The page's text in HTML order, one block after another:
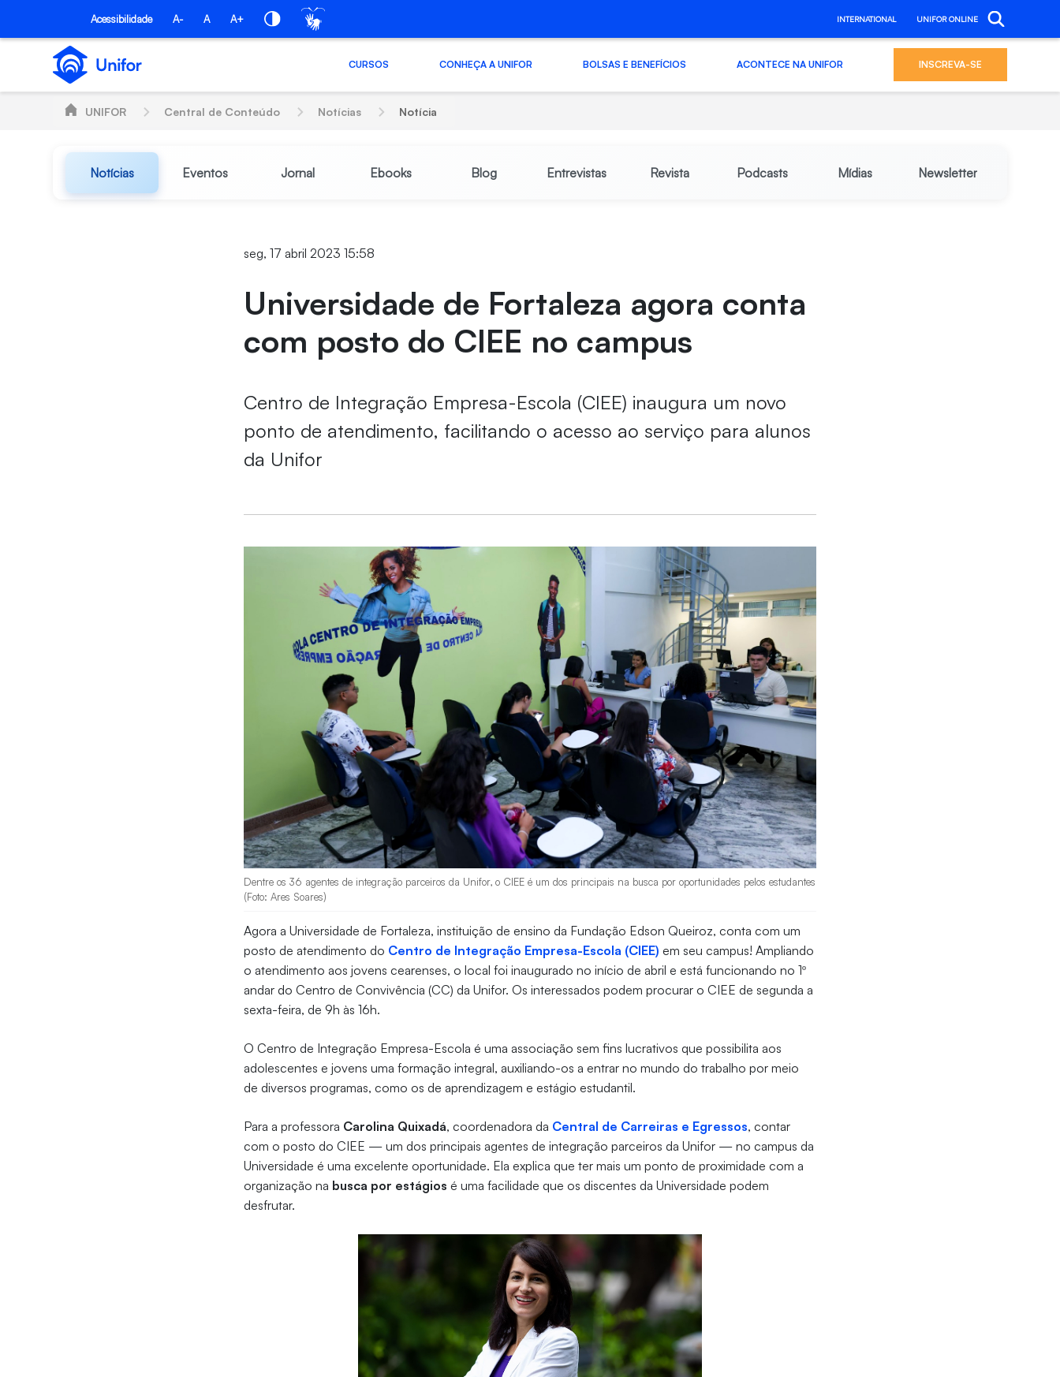
Pular para o Conteúdo principal
Acessibilidade A- A A+ INTERNATIONAL UNIFOR ONLINE
CURSOS CONHEÇA A UNIFOR BOLSAS E BENEFÍCIOS ACONTECE NA UNIFOR INSCREVA-SE
UNIFOR Central de Conteúdo Notícias Notícia
Notícias Eventos Jornal Ebooks Blog Entrevistas Revista Podcasts Mídias Newsletter
seg, 17 abril 2023 15:58
Universidade de Fortaleza agora conta
com posto do CIEE no campus
Centro de Integração Empresa-Escola (CIEE) inaugura um novo
ponto de atendimento, facilitando o acesso ao serviço para alunos
da Unifor
Dentre os 36 agentes de integração parceiros da Unifor, o CIEE é um dos principais na busca por oportunidades pelos estudantes
(Foto: Ares Soares)
Agora a Universidade de Fortaleza, instituição de ensino da Fundação Edson Queiroz, conta com um
posto de atendimento do Centro de Integração Empresa-Escola (CIEE) em seu campus! Ampliando
o atendimento aos jovens cearenses, o local foi inaugurado no início de abril e está funcionando no 1º
andar do Centro de Convivência (CC) da Unifor. Os interessados podem procurar o CIEE de segunda a
sexta-feira, de 9h às 16h.
O Centro de Integração Empresa-Escola é uma associação sem fins lucrativos que possibilita aos
adolescentes e jovens uma formação integral, auxiliando-os a entrar no mundo do trabalho por meio
de diversos programas, como os de aprendizagem e estágio estudantil.
Para a professora Carolina Quixadá, coordenadora da Central de Carreiras e Egressos, contar
com o posto do CIEE — um dos principais agentes de integração parceiros da Unifor — no campus da
Universidade é uma excelente oportunidade. Ela explica que ter mais um ponto de proximidade com a
organização na busca por estágios é uma facilidade que os discentes da Universidade podem
desfrutar.